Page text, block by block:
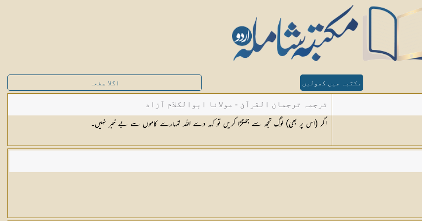
مکتبہ میں کھولیں اگلا صفحہ
ترجمہ ترجمان القرآن - مولانا ابوالکلام آزاد
اگر (اس پر بھی) لوگ تجھ سے جھگڑا کریں تو کہہ دے اللہ تمہارے کاموں سے بے خبر نہیں۔